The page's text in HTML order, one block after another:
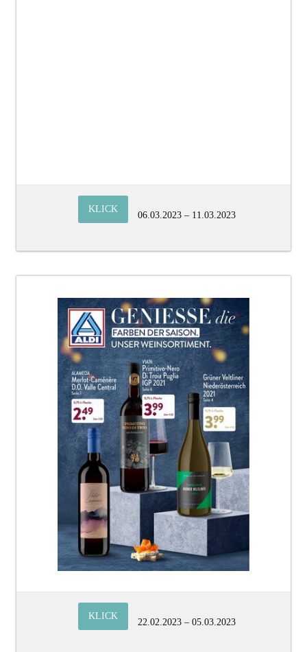
KLICK
06.03.2023 – 11.03.2023
KLICK
22.02.2023 – 05.03.2023